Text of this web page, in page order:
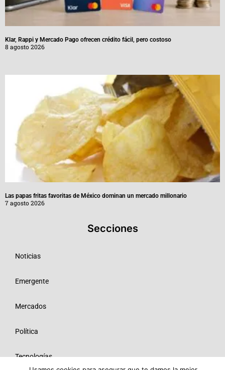
Klar, Rappi y Mercado Pago ofrecen crédito fácil, pero costoso
8 agosto 2026
Las papas fritas favoritas de México dominan un mercado millonario
7 agosto 2026
Secciones
Noticias
Emergente
Mercados
Política
Tecnologías